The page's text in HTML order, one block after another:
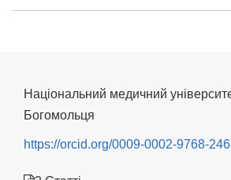
Національний медичний
Богомольця
https://orcid.org/0009-0002-9768-